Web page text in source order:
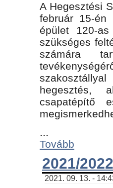
A Hegesztési
február 15-
épület 120-
szükséges
számára
hegesztés,
csapatépítő
...
Tovább
2021/
2021. 09. 13. -